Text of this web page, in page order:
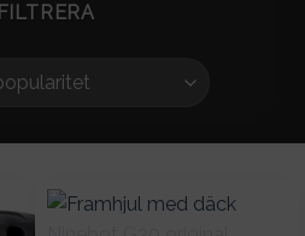
FILTRERA